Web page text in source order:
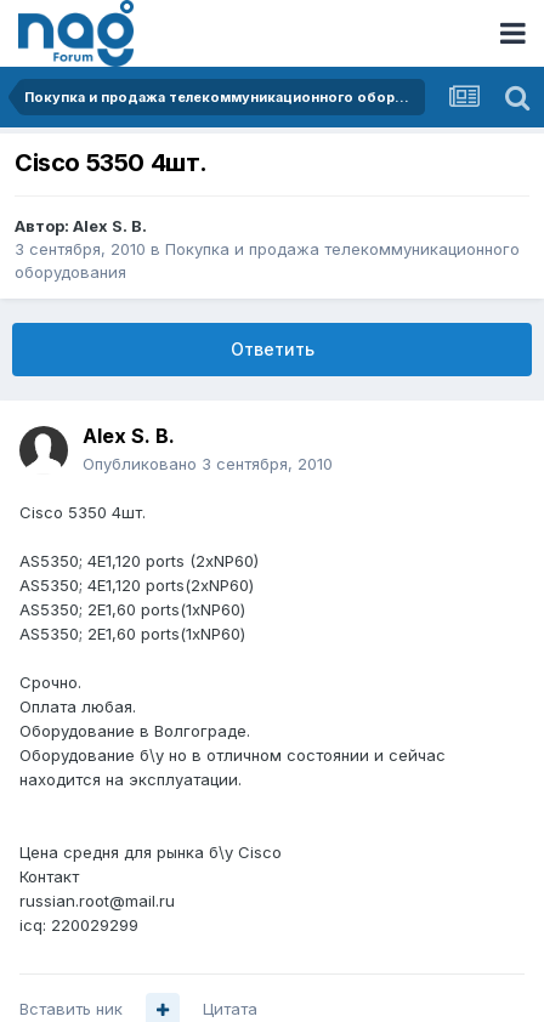
Покупка и продажа телекоммуникационного оборудования
Cisco 5350 4шт.
Автор: Alex S. B.
3 сентября, 2010 в Покупка и продажа телекоммуникационного
оборудования
Ответить
Alex S. B.
Опубликовано 3 сентября, 2010
Cisco 5350 4шт.
AS5350; 4E1,120 ports (2xNP60)
AS5350; 4E1,120 ports(2xNP60)
AS5350; 2E1,60 ports(1xNP60)
AS5350; 2E1,60 ports(1xNP60)
Срочно.
Оплата любая.
Оборудование в Волгограде.
Оборудование б\у но в отличном состоянии и сейчас
находится на эксплуатации.
Цена средня для рынка б\у Cisco
Контакт
russian.root@mail.ru
icq: 220029299
Вставить ник Цитата